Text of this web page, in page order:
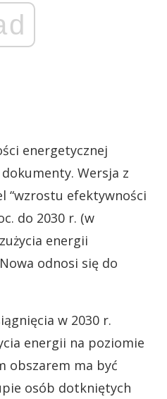
energetycznej
Wersja z
“wzrostu efektywności
do 2030 r. (w
energii
odnosi się do
w 2030 r.
energii na poziomie
obszarem ma być
osób dotkniętych